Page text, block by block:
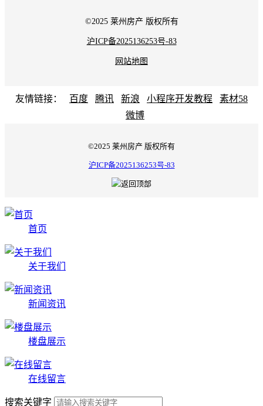
©2025 莱州房产 版权所有
沪ICP备2025136253号-83
网站地图
友情链接： 百度 腾讯 新浪 小程序开发教程
素材58
微博
©2025 莱州房产 版权所有
沪ICP备2025136253号-83
首页
关于我们
新闻资讯
楼盘展示
在线留言
搜索关键字